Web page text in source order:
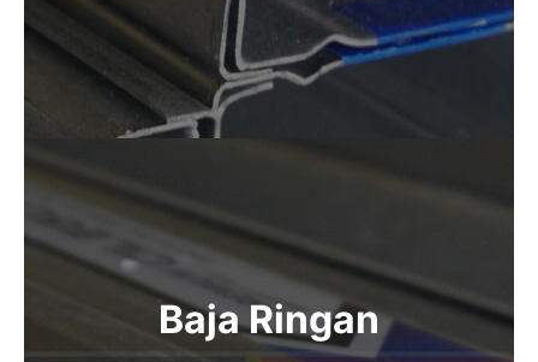
Baja Ringan